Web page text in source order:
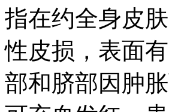
指在约全身皮
性皮损，表面
部和脐部因肿